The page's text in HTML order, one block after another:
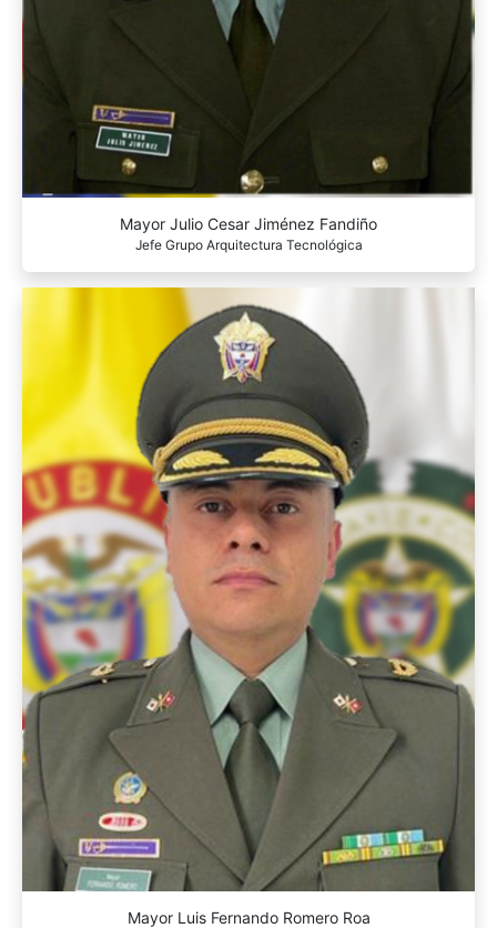
Mayor Julio Cesar Jiménez Fandiño
Jefe Grupo Arquitectura Tecnológica
Mayor Luis Fernando Romero Roa